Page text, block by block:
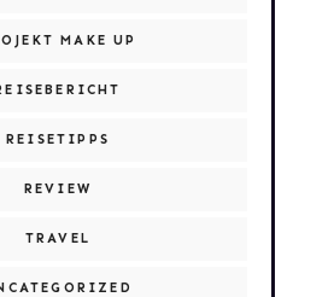
MAKE UP
REISETIPPS
REVIEW
TRAVEL